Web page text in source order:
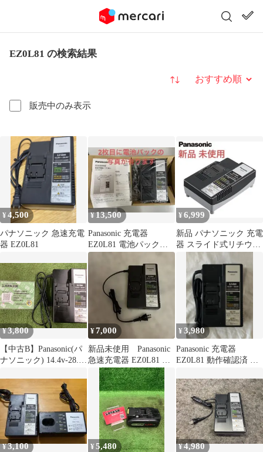
EZ0L81 の検索結果
販売中のみ表示
並び替え
¥4,500
パナソニック 急速充電
器 EZ0L81
¥13,500
Panasonic 充電器
EZ0L81 電池パック
10.8V EYFB33
¥ 6,999
新品 パナソニック 充電
器 スライド式リチウム
イオン用 急速充電器
EZ0L81
¥3,800
【中古B】Panasonic(パ
ナソニック) 14.4v-28.8v
リチウムイオン専用)
EZ0L81
¥7,000
新品未使用 Panasonic
急速充電器 EZ0L81 本
¥3,980
Panasonic 充電器
EZ0L81 動作確認済 電
¥3,100 ¥5,480 ¥4,980